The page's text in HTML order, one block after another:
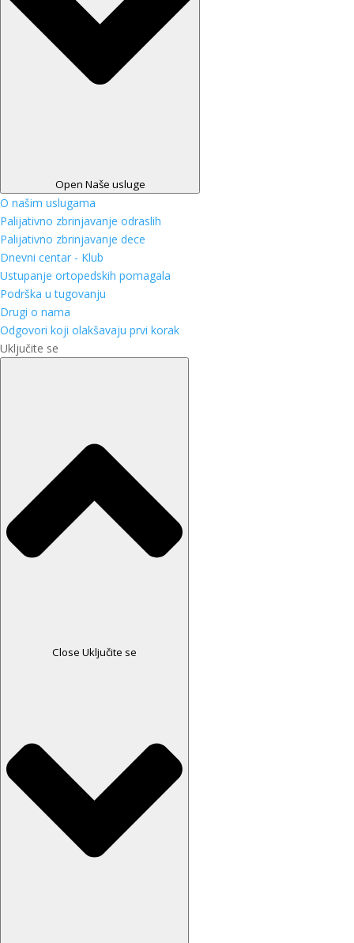
Open Naše usluge
O našim uslugama
Palijativno zbrinjavanje odraslih
Palijativno zbrinjavanje dece
Dnevni centar - Klub
Ustupanje ortopedskih pomagala
Podrška u tugovanju
Drugi o nama
Odgovori koji olakšavaju prvi korak
Uključite se
Close Uključite se